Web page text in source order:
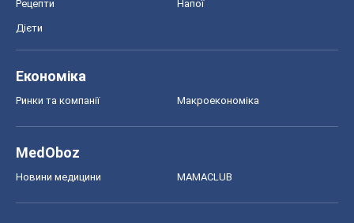
Рецепти Напої
Дієти
Економіка
Ринки та компанії Макроекономіка
MedOboz
Новини медицини MAMACLUB